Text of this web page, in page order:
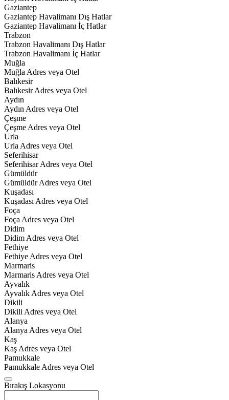
Gaziantep
Gaziantep Havalimanı Dış Hatlar
Gaziantep Havalimanı İç Hatlar
Trabzon
Trabzon Havalimanı Dış Hatlar
Trabzon Havalimanı İç Hatlar
Muğla
Muğla Adres veya Otel
Balıkesir
Balıkesir Adres veya Otel
Aydın
Aydın Adres veya Otel
Çeşme
Çeşme Adres veya Otel
Urla
Urla Adres veya Otel
Seferihisar
Seferihisar Adres veya Otel
Gümüldür
Gümüldür Adres veya Otel
Kuşadası
Kuşadası Adres veya Otel
Foça
Foça Adres veya Otel
Didim
Didim Adres veya Otel
Fethiye
Fethiye Adres veya Otel
Marmaris
Marmaris Adres veya Otel
Ayvalık
Ayvalık Adres veya Otel
Dikili
Dikili Adres veya Otel
Alanya
Alanya Adres veya Otel
Kaş
Kaş Adres veya Otel
Pamukkale
Pamukkale Adres veya Otel
Bırakış Lokasyonu